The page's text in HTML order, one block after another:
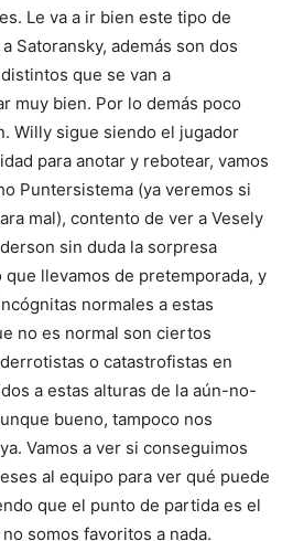
Le va a ir bien este tipo de
Satoransky, además son dos
que se van a
muy bien. Por lo demás poco
Willy sigue siendo el jugador
para anotar y rebotear, vamos
Puntersistema (ya veremos si
mal), contento de ver a Vesely
sin duda la sorpresa
que llevamos de pretemporada, y
normales a estas
no es normal son ciertos
o catastrofistas en
a estas alturas de la aún-no-
bueno, tampoco nos
Vamos a ver si conseguimos
al equipo para ver qué puede
que el punto de partida es el
somos favoritos a nada.